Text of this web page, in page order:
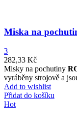
Miska na
3
282,33 Kč
Misky na pochutiny
vyráběny strojově a
Add to wishlist
Přidat do košíku
Hot